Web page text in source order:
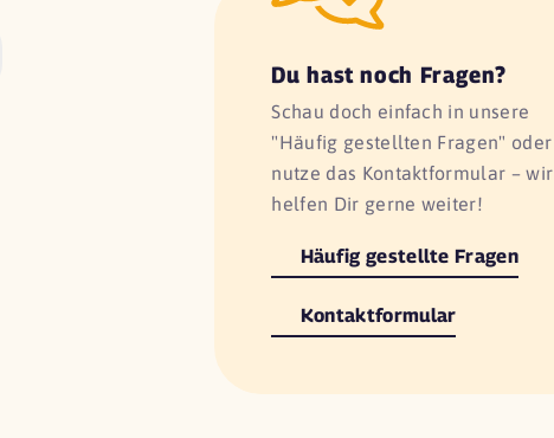
Du hast noch Fragen?
Schau doch einfach in unsere
"Häufig gestellten Fragen" oder
nutze das Kontaktformular – wir
helfen Dir gerne weiter!
Häufig gestellte Fragen
Kontaktformular